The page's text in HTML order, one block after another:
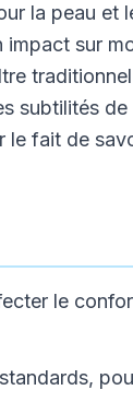
la peau et
impact sur
subtilités de
le fait de
le